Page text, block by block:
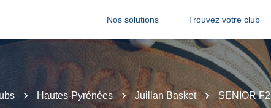
Nos solutions Trouvez votre club
Hautes-Pyrénées Juillan Basket SENIOR F2